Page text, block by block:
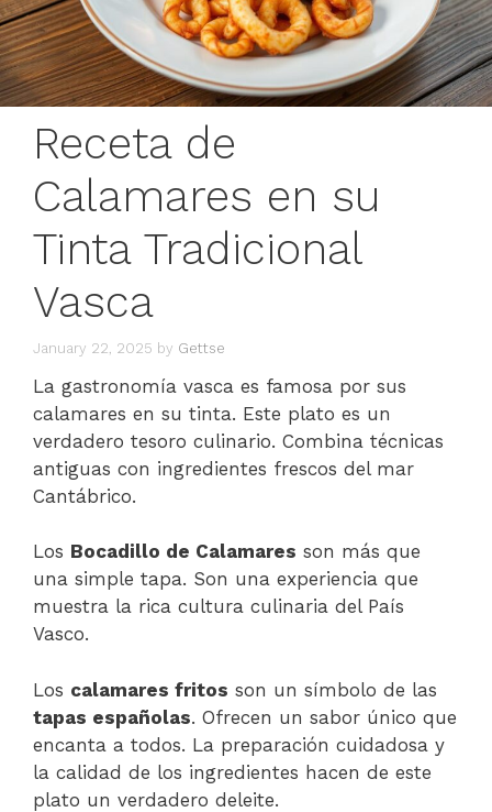
Receta de
Calamares en su
Tinta Tradicional
Vasca
January 22, 2025 by Gettse
La gastronomía vasca es famosa por sus
calamares en su tinta. Este plato es un
verdadero tesoro culinario. Combina técnicas
antiguas con ingredientes frescos del mar
Cantábrico.
Los Bocadillo de Calamares son más que
una simple tapa. Son una experiencia que
muestra la rica cultura culinaria del País
Vasco.
Los calamares fritos son un símbolo de las
tapas españolas. Ofrecen un sabor único que
encanta a todos. La preparación cuidadosa y
la calidad de los ingredientes hacen de este
plato un verdadero deleite.